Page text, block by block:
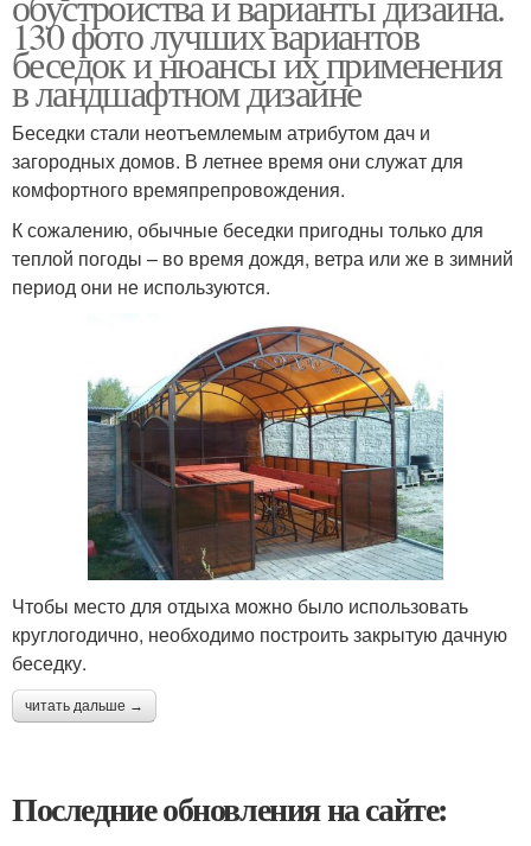
130 фото лучших вариантов
беседок и нюансы их применения
в ландшафтном дизайне
Беседки стали неотъемлемым атрибутом дач и
загородных домов. В летнее время они служат для
комфортного времяпрепровождения.
К сожалению, обычные беседки пригодны только для
теплой погоды – во время дождя, ветра или же в зимний
период они не используются.
Чтобы место для отдыха можно было использовать
круглогодично, необходимо построить закрытую дачную
беседку.
читать дальше →
Последние обновления на сайте: